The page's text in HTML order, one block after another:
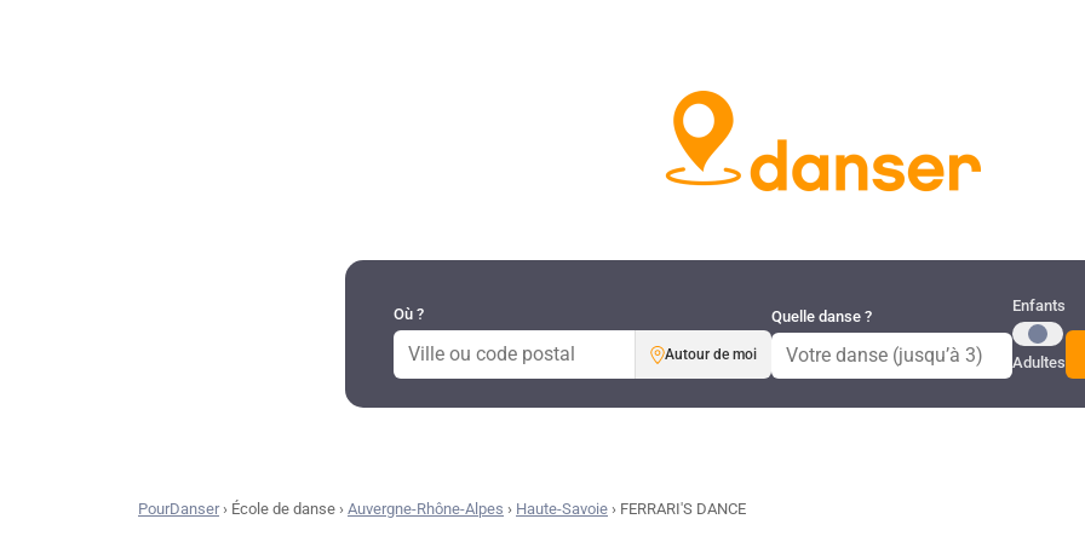
Où ?
Autour de moi
Quelle danse ?
Enfants
Adultes
PourDanser› École de danse › Auvergne-Rhône-Alpes › Haute-Savoie › FERRARI'S DANCE